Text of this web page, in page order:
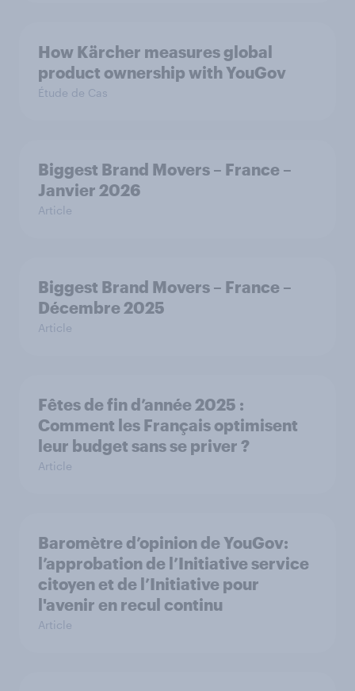
How Kärcher measures global
product ownership with YouGov
Étude de Cas
Biggest Brand Movers – France –
Janvier 2026
Article
Biggest Brand Movers – France –
Décembre 2025
Article
Fêtes de fin d’année 2025 :
Comment les Français optimisent
leur budget sans se priver ?
Article
Baromètre d’opinion de YouGov:
l’approbation de l’Initiative service
citoyen et de l’Initiative pour
l'avenir en recul continu
Article